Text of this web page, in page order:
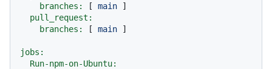
branches:
[ main ]
pull_request:
branches:
[ main ]
jobs:
Run-npm-on-Ubuntu: